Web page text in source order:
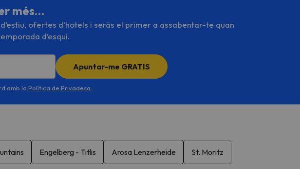
més…
ofertes d’hotels i seràs el primer a assabentar-te quan
d’esquí.
Apuntar-me GRATIS
amb la Política de Privadesa
Engelberg - Titlis Arosa Lenzerheide St. Moritz